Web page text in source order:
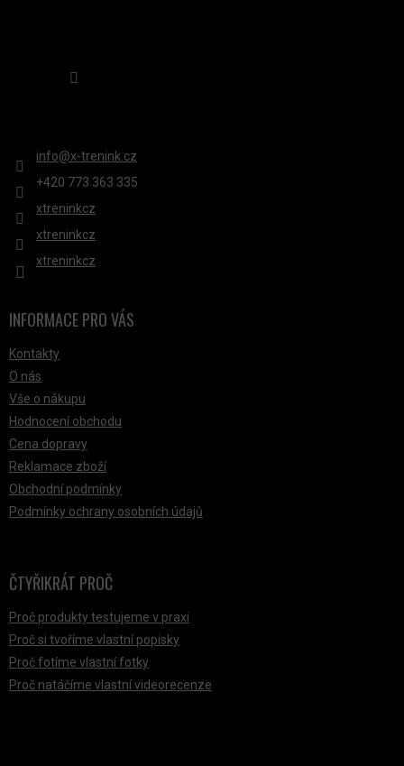
info@x-trenink.cz
+420 ‭773 363 335
xtreninkcz
xtreninkcz
xtreninkcz
INFORMACE PRO VÁS
Kontakty
O nás
Vše o nákupu
Hodnocení obchodu
Cena dopravy
Reklamace zboží
Obchodní podmínky
Podmínky ochrany osobních údajů
ČTYŘIKRÁT PROČ
Proč produkty testujeme v praxi
Proč si tvoříme vlastní popisky
Proč fotíme vlastní fotky
Proč natáčíme vlastní videorecenze